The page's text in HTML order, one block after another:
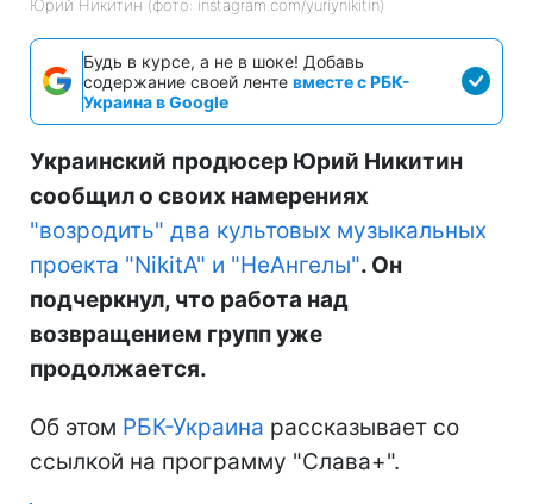
Юрий Никитин (фото: instagram.com/yuriynikitin)
Будь в курсе, а не в шоке! Добавь
содержание своей ленте вместе с РБК-
Украина в Google
Украинский продюсер Юрий Никитин
сообщил о своих намерениях
"возродить" два культовых музыкальных
проекта "NikitA" и "НеАнгелы". Он
подчеркнул, что работа над
возвращением групп уже
продолжается.
Об этом РБК-Украина рассказывает со
ссылкой на программу "Слава+".